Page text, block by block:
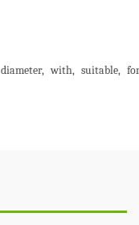
diameter with suitable for